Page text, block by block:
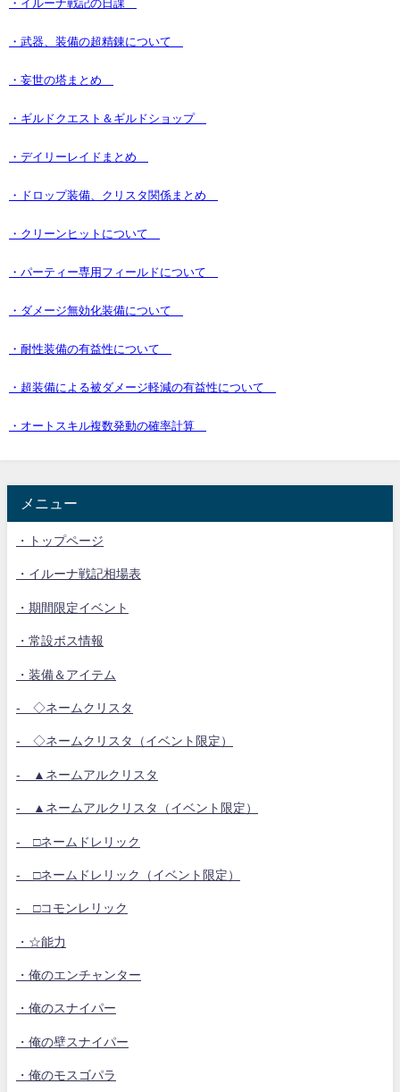
・イルーナ戦記の日課
・武器、装備の超精錬について
・妄世の塔まとめ
・ギルドクエスト＆ギルドショップ
・デイリーレイドまとめ
・ドロップ装備、クリスタ関係まとめ
・クリーンヒットについて
・パーティー専用フィールドについて
・ダメージ無効化装備について
・耐性装備の有益性について
・超装備による被ダメージ軽減の有益性について
・オートスキル複数発動の確率計算
メニュー
・トップページ
・イルーナ戦記相場表
・期間限定イベント
・常設ボス情報
・装備＆アイテム
- ◇ネームクリスタ
- ◇ネームクリスタ（イベント限定）
- ▲ネームアルクリスタ
- ▲ネームアルクリスタ（イベント限定）
- □ネームドレリック
- □ネームドレリック（イベント限定）
- □コモンレリック
・☆能力
・俺のエンチャンター
・俺のスナイパー
・俺の壁スナイパー
・俺のモスゴパラ